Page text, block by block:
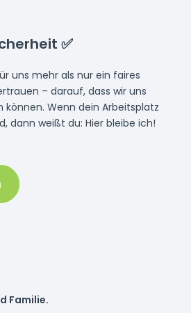
✅
uns mehr als nur ein faires
– darauf, dass wir uns
können. Wenn dein Arbeitsplatz
dann weißt du: Hier bleibe ich!
Familie.